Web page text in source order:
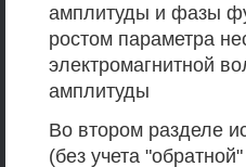
амплитуды и фазы
ростом параметра
электромагнитной
амплитуды
Во втором разделе
(без учета